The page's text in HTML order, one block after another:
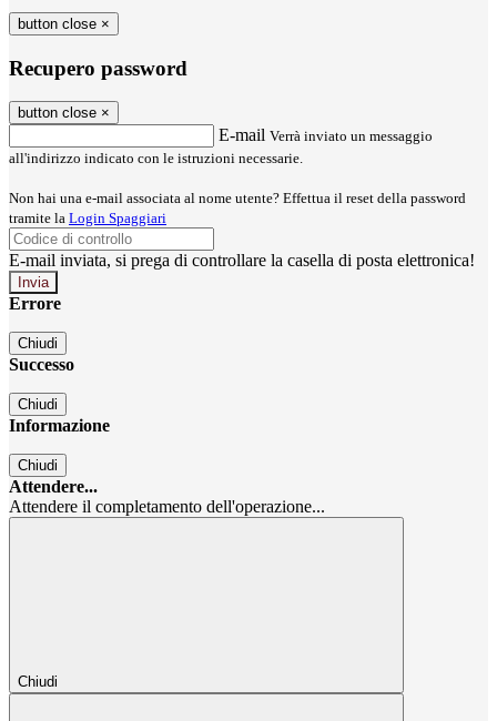
button close ×
Recupero password
button close ×
E-mail Verrà inviato un messaggio
all'indirizzo indicato con le istruzioni necessarie.
Non hai una e-mail associata al nome utente? Effettua il reset della password
tramite la Login Spaggiari
E-mail inviata, si prega di controllare la casella di posta elettronica!
Errore
Chiudi
Successo
Chiudi
Informazione
Chiudi
Attendere...
Attendere il completamento dell'operazione...
Chiudi